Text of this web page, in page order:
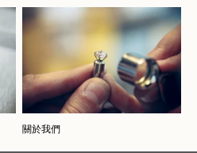
關於我們